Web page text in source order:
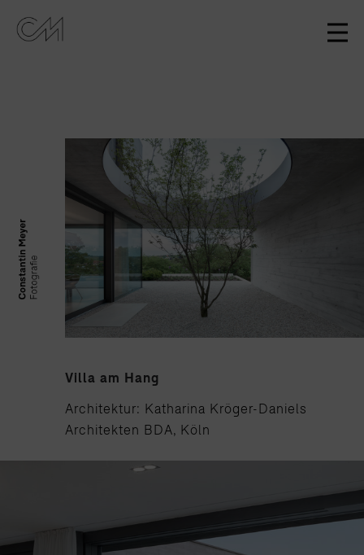
Villa am Hang
Architektur: Katharina Kröger-Daniels
Architekten BDA, Köln